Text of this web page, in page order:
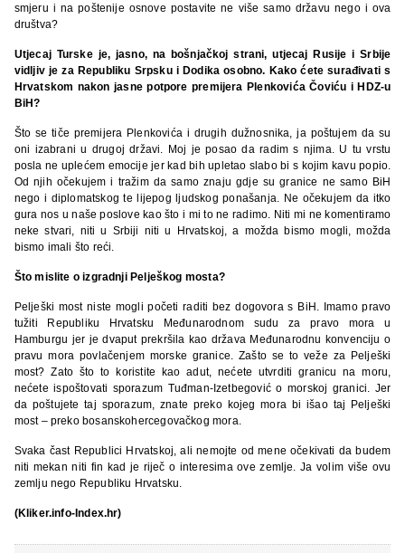
smjeru i na poštenije osnove postavite ne više samo državu nego i ova
društva?
Utjecaj Turske je, jasno, na bošnjačkoj strani, utjecaj Rusije i Srbije
vidljiv je za Republiku Srpsku i Dodika osobno. Kako ćete surađivati s
Hrvatskom nakon jasne potpore premijera Plenkovića Čoviću i HDZ-u
BiH?
Što se tiče premijera Plenkovića i drugih dužnosnika, ja poštujem da su
oni izabrani u drugoj državi. Moj je posao da radim s njima. U tu vrstu
posla ne uplećem emocije jer kad bih upletao slabo bi s kojim kavu popio.
Od njih očekujem i tražim da samo znaju gdje su granice ne samo BiH
nego i diplomatskog te lijepog ljudskog ponašanja. Ne očekujem da itko
gura nos u naše poslove kao što i mi to ne radimo. Niti mi ne komentiramo
neke stvari, niti u Srbiji niti u Hrvatskoj, a možda bismo mogli, možda
bismo imali što reći.
Što mislite o izgradnji Pelješkog mosta?
Pelješki most niste mogli početi raditi bez dogovora s BiH. Imamo pravo
tužiti Republiku Hrvatsku Međunarodnom sudu za pravo mora u
Hamburgu jer je dvaput prekršila kao država Međunarodnu konvenciju o
pravu mora povlačenjem morske granice. Zašto se to veže za Pelješki
most? Zato što to koristite kao adut, nećete utvrditi granicu na moru,
nećete ispoštovati sporazum Tuđman-Izetbegović o morskoj granici. Jer
da poštujete taj sporazum, znate preko kojeg mora bi išao taj Pelješki
most – preko bosanskohercegovačkog mora.
Svaka čast Republici Hrvatskoj, ali nemojte od mene očekivati da budem
niti mekan niti fin kad je riječ o interesima ove zemlje. Ja volim više ovu
zemlju nego Republiku Hrvatsku.
(Kliker.info-Index.hr)